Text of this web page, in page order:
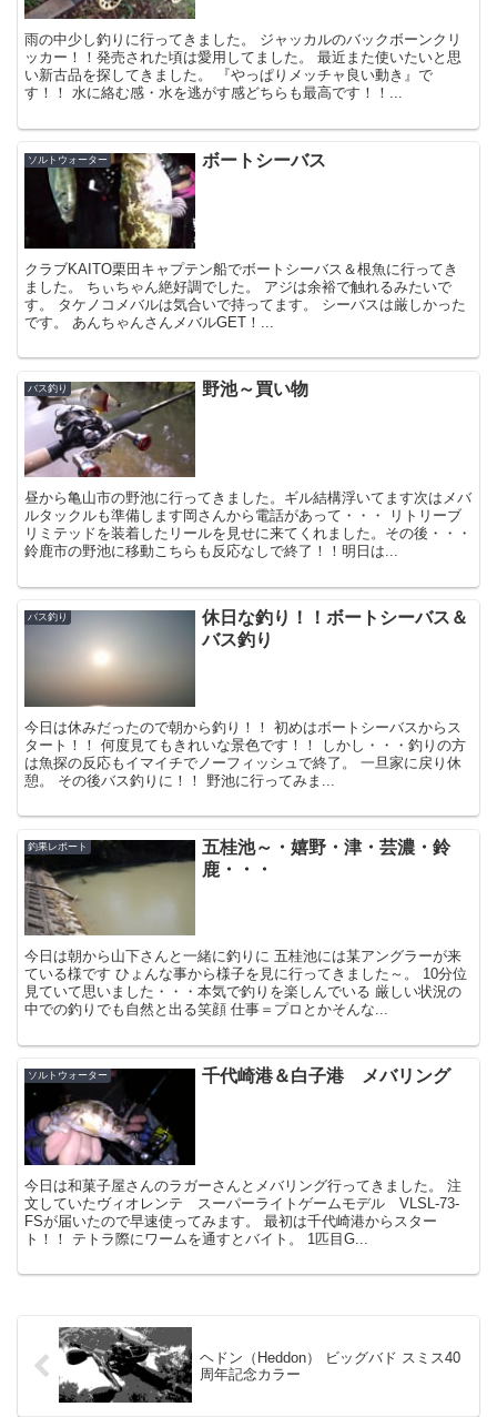
雨の中少し釣りに行ってきました。 ジャッカルのバックボーンクリ
ッカー！！発売された頃は愛用してました。 最近また使いたいと思
い新古品を探してきました。 『やっぱりメッチャ良い動き』で
す！！ 水に絡む感・水を逃がす感どちらも最高です！！...
ソルトウォーター ボートシーバス
クラブKAITO栗田キャプテン船でボートシーバス＆根魚に行ってき
ました。 ちぃちゃん絶好調でした。 アジは余裕で触れるみたいで
す。 タケノコメバルは気合いで持ってます。 シーバスは厳しかった
です。 あんちゃんさんメバルGET！...
バス釣り 野池～買い物
昼から亀山市の野池に行ってきました。ギル結構浮いてます次はメバ
ルタックルも準備します岡さんから電話があって・・・ リトリーブ
リミテッドを装着したリールを見せに来てくれました。その後・・・
鈴鹿市の野池に移動こちらも反応なしで終了！！明日は...
バス釣り
休日な釣り！！ボートシーバス＆
バス釣り
今日は休みだったので朝から釣り！！ 初めはボートシーバスからス
タート！！ 何度見てもきれいな景色です！！ しかし・・・釣りの方
は魚探の反応もイマイチでノーフィッシュで終了。 一旦家に戻り休
憩。 その後バス釣りに！！ 野池に行ってみま...
釣果レポート
五桂池～・嬉野・津・芸濃・鈴
鹿・・・
今日は朝から山下さんと一緒に釣りに 五桂池には某アングラーが来
ている様です ひょんな事から様子を見に行ってきました～。 10分位
見ていて思いました・・・本気で釣りを楽しんでいる 厳しい状況の
中での釣りでも自然と出る笑顔 仕事＝プロとかそんな...
ソルトウォーター 千代崎港＆白子港 メバリング
今日は和菓子屋さんのラガーさんとメバリング行ってきました。 注
文していたヴィオレンテ スーパーライトゲームモデル VLSL-73-
FSが届いたので早速使ってみます。 最初は千代崎港からスター
ト！！ テトラ際にワームを通すとバイト。 1匹目G...
ヘドン（Heddon） ビッグバド スミス40
周年記念カラー